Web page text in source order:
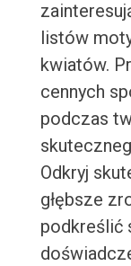
listów
kwiatów.
cennych
podczas
Odkryj
głębsze
podkreślić